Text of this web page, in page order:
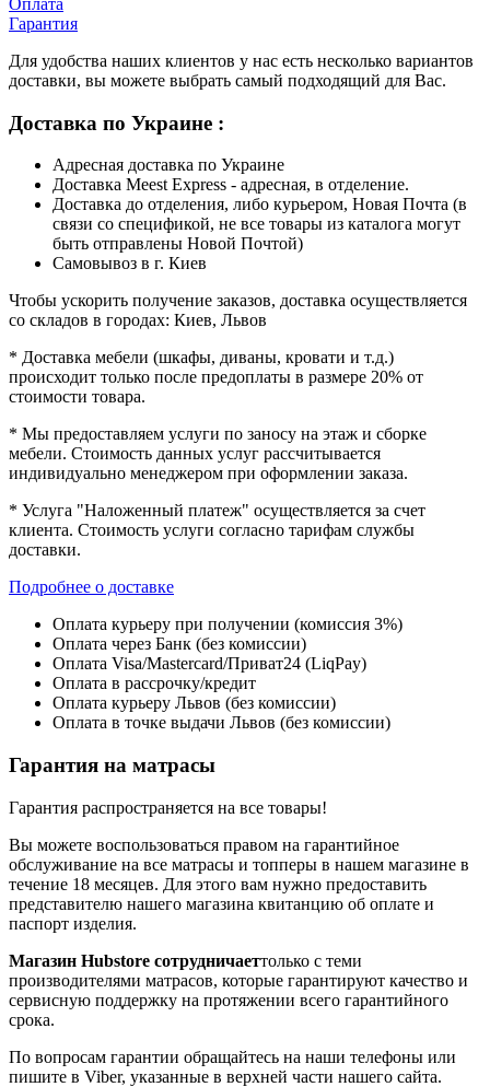
Гарантия
Для удобства наших клиентов у нас есть несколько вариантов
доставки, вы можете выбрать самый подходящий для Вас.
Доставка по Украине :
Адресная доставка по Украине
Доставка Meest Express - адресная, в отделение.
Доставка до отделения, либо курьером, Новая Почта (в
связи со спецификой, не все товары из каталога могут
быть отправлены Новой Почтой)
Самовывоз в г. Киев
Чтобы ускорить получение заказов, доставка осуществляется
со складов в городах: Киев, Львов
* Доставка мебели (шкафы, диваны, кровати и т.д.)
происходит только после предоплаты в размере 20% от
стоимости товара.
* Мы предоставляем услуги по заносу на этаж и сборке
мебели. Стоимость данных услуг рассчитывается
индивидуально менеджером при оформлении заказа.
* Услуга "Наложенный платеж" осуществляется за счет
клиента. Стоимость услуги согласно тарифам службы
доставки.
Подробнее о доставке
Оплата курьеру при получении (комиссия 3%)
Оплата через Банк (без комиссии)
Оплата Visa/Mastercard/Приват24 (LiqPay)
Оплата в рассрочку/кредит
Оплата курьеру Львов (без комиссии)
Оплата в точке выдачи Львов (без комиссии)
Гарантия на матрасы
Гарантия распространяется на все товары!
Вы можете воспользоваться правом на гарантийное
обслуживание на все матрасы и топперы в нашем магазине в
течение 18 месяцев. Для этого вам нужно предоставить
представителю нашего магазина квитанцию об оплате и
паспорт изделия.
Магазин Hubstore сотрудничаеттолько с теми
производителями матрасов, которые гарантируют качество и
сервисную поддержку на протяжении всего гарантийного
срока.
По вопросам гарантии обращайтесь на наши телефоны или
пишите в Viber, указанные в верхней части нашего сайта.